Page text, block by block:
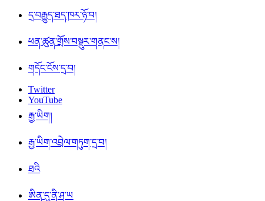
དྲ་བརྒྱུད་ཐད་ཁར་ཉོ་བ།
ཕན་ཚུན་གྲོས་བསྡུར་གནང་ས།
གདོང་ངོས་དྲ་བ།
Twitter
YouTube
རྒྱ་ཡིག།
རྒྱ་ཡིག་འབྲེལ་གཏུག་དྲ་བ།
ཐའི
ཨིན་དུ་ནི་ཤ་ཡ